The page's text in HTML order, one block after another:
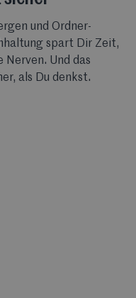
und Ordner-
spart Dir Zeit,
Nerven. Und das
als Du denkst.